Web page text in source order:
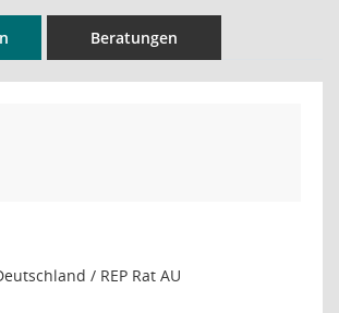
Beratungen
/ REP Rat AU